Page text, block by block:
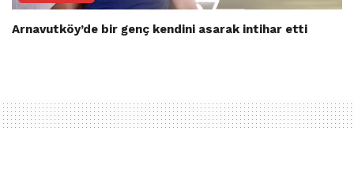
Arnavutköy’de bir genç kendini asarak intihar etti